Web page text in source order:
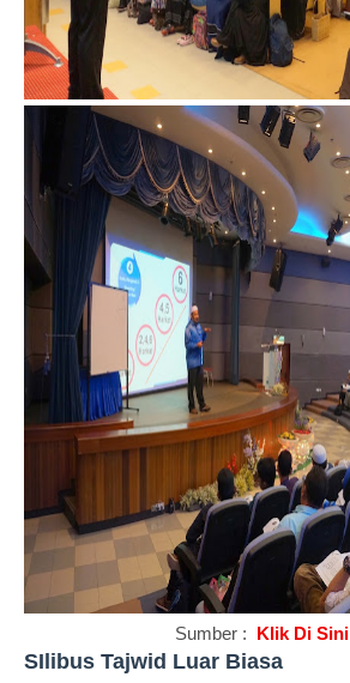
Sumber : Klik Di Sini
SIlibus Tajwid Luar Biasa